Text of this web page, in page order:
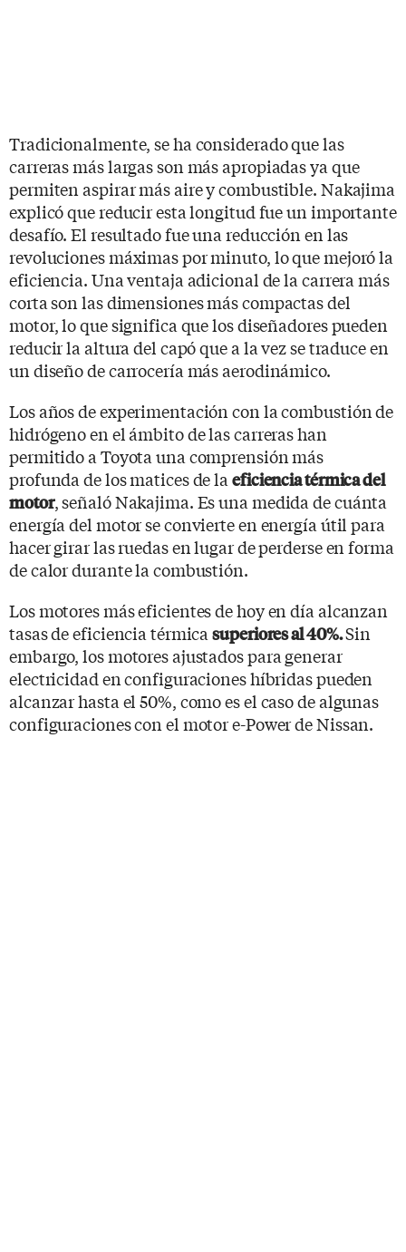
Tradicionalmente, se ha considerado que las
carreras más largas son más apropiadas ya que
permiten aspirar más aire y combustible. Nakajima
explicó que reducir esta longitud fue un importante
desafío. El resultado fue una reducción en las
revoluciones máximas por minuto, lo que mejoró la
eficiencia. Una ventaja adicional de la carrera más
corta son las dimensiones más compactas del
motor, lo que significa que los diseñadores pueden
reducir la altura del capó que a la vez se traduce en
un diseño de carrocería más aerodinámico.
Los años de experimentación con la combustión de
hidrógeno en el ámbito de las carreras han
permitido a Toyota una comprensión más
profunda de los matices de la eficiencia térmica del
motor, señaló Nakajima. Es una medida de cuánta
energía del motor se convierte en energía útil para
hacer girar las ruedas en lugar de perderse en forma
de calor durante la combustión.
Los motores más eficientes de hoy en día alcanzan
tasas de eficiencia térmicasuperiores al 40%.Sin
embargo, los motores ajustados para generar
electricidad en configuraciones híbridas pueden
alcanzar hasta el 50%, como es el caso de algunas
configuraciones con el motor e-Power de Nissan.